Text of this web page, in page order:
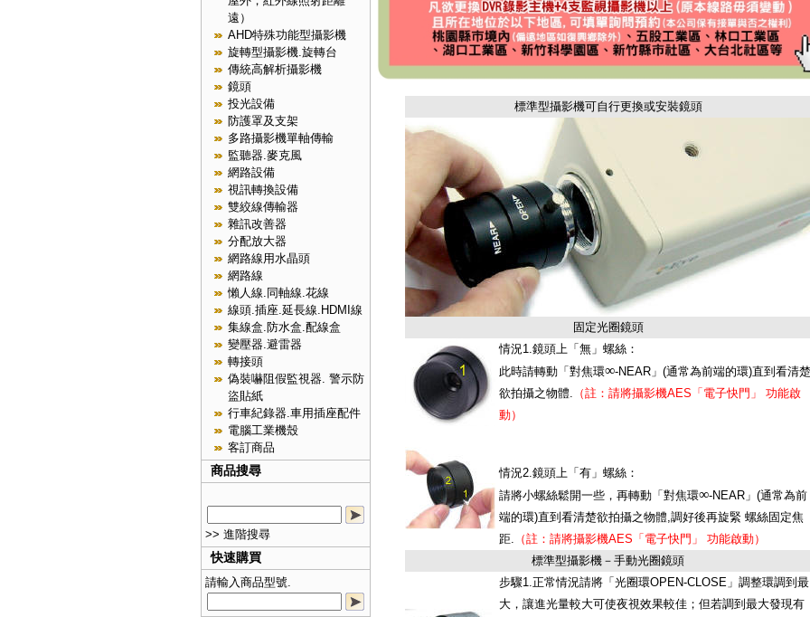
遠）
AHD特殊功能型攝影機
旋轉型攝影機.旋轉台
傳統高解析攝影機
鏡頭
投光設備
防護罩及支架
多路攝影機單軸傳輸
監聽器.麥克風
網路設備
視訊轉換設備
雙絞線傳輸器
雜訊改善器
分配放大器
網路線用水晶頭
網路線
懶人線.同軸線.花線
線頭.插座.延長線.HDMI線
集線盒.防水盒.配線盒
變壓器.避雷器
轉接頭
偽裝嚇阻假監視器. 警示防
盜貼紙
行車紀錄器.車用插座配件
電腦工業機殼
客訂商品
商品搜尋
>> 進階搜尋
快速購買
請輸入商品型號.
標準型攝影機可自行更換或安裝鏡頭
固定光圈鏡頭
情況1.鏡頭上「無」螺絲：
此時請轉動「對焦環∞-NEAR」(通常為前端的環)直到看清楚
欲拍攝之物體.
（註：請將攝影機AES「電子快門」 功能啟
動）
情況2.鏡頭上「有」螺絲：
請將小螺絲鬆開一些，再轉動「對焦環∞-NEAR」(通常為前
端的環)直到看清楚欲拍攝之物體,調好後再旋緊 螺絲固定焦
距.
（註：請將攝影機AES「電子快門」 功能啟動）
標準型攝影機－手動光圈鏡頭
步驟1.正常情況請將「光圈環OPEN-CLOSE」調整環調到最
大，讓進光量較大可使夜視效果較佳；但若調到最大發現有